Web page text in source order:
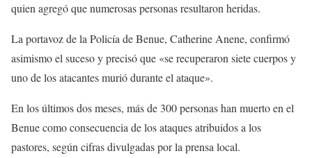
quien agregó que numerosas personas resultaron heridas.
La portavoz de la Policía de Benue, Catherine Anene, confirmó
asimismo el suceso y precisó que «se recuperaron siete cuerpos y
uno de los atacantes murió durante el ataque».
En los últimos dos meses, más de 300 personas han muerto en el
Benue como consecuencia de los ataques atribuidos a los
pastores, según cifras divulgadas por la prensa local.